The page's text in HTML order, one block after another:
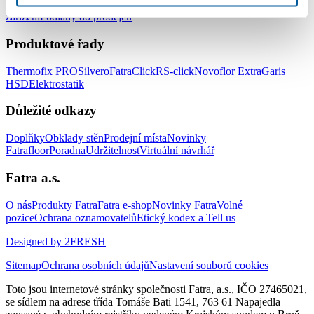
a zdravotnických zařízeníPodlahy do hotelů a ubytovacích
zařízeníPodlahy do prodejen
Produktové řady
Thermofix PROSilveroFatraClickRS-clickNovoflor ExtraGaris
HSDElektrostatik
Důležité odkazy
DoplňkyObklady stěnProdejní místaNovinky
FatrafloorPoradnaUdržitelnostVirtuální návrhář
Fatra a.s.
O násProdukty FatraFatra e-shopNovinky FatraVolné
poziceOchrana oznamovatelůEtický kodex a Tell us
Designed by 2FRESH
SitemapOchrana osobních údajůNastavení souborů cookies
Toto jsou internetové stránky společnosti Fatra, a.s., IČO 27465021,
se sídlem na adrese třída Tomáše Bati 1541, 763 61 Napajedla